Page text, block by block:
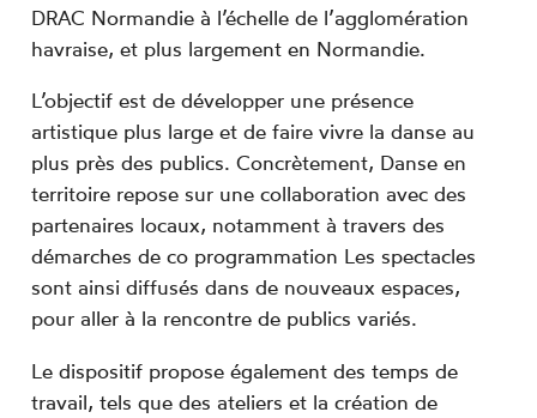
DRAC Normandie à l’échelle de l’agglomération
havraise, et plus largement en Normandie.
L’objectif est de développer une présence
artistique plus large et de faire vivre la danse au
plus près des publics. Concrètement, Danse en
territoire repose sur une collaboration avec des
partenaires locaux, notamment à travers des
démarches de co programmation Les spectacles
sont ainsi diffusés dans de nouveaux espaces,
pour aller à la rencontre de publics variés.
Le dispositif propose également des temps de
travail, tels que des ateliers et la création de